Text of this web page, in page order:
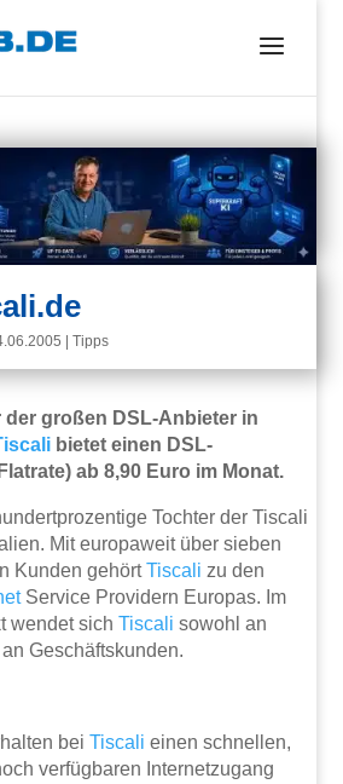
|Tipps
der großen DSL-Anbieter in
bietet einen DSL-
ab 8,90 Euro im Monat.
Tochter der Tiscali
Mit europaweit über sieben
Kunden gehörtTiscali zu den
Service Providern Europas. Im
wendet sichTiscali sowohl an
Geschäftskunden.
beiTiscali einen schnellen,
verfügbaren Internetzugang